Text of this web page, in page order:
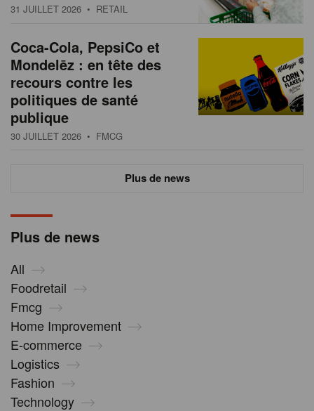
Plus de news
All
Foodretail
Fmcg
Home Improvement
E-commerce
Logistics
Fashion
Technology
31 JUILLET 2026 • RETAIL
Coca-Cola, PepsiCo et
Mondelēz : en tête des
recours contre les
politiques de santé
publique
30 JUILLET 2026 • FMCG
Plus de news